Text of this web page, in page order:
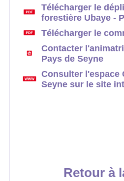
Télécharger le
forestière Ubaye -
Télécharger le
Contacter
Pays de Seyne
Consulter l'espace
Seyne sur le site
Retour à